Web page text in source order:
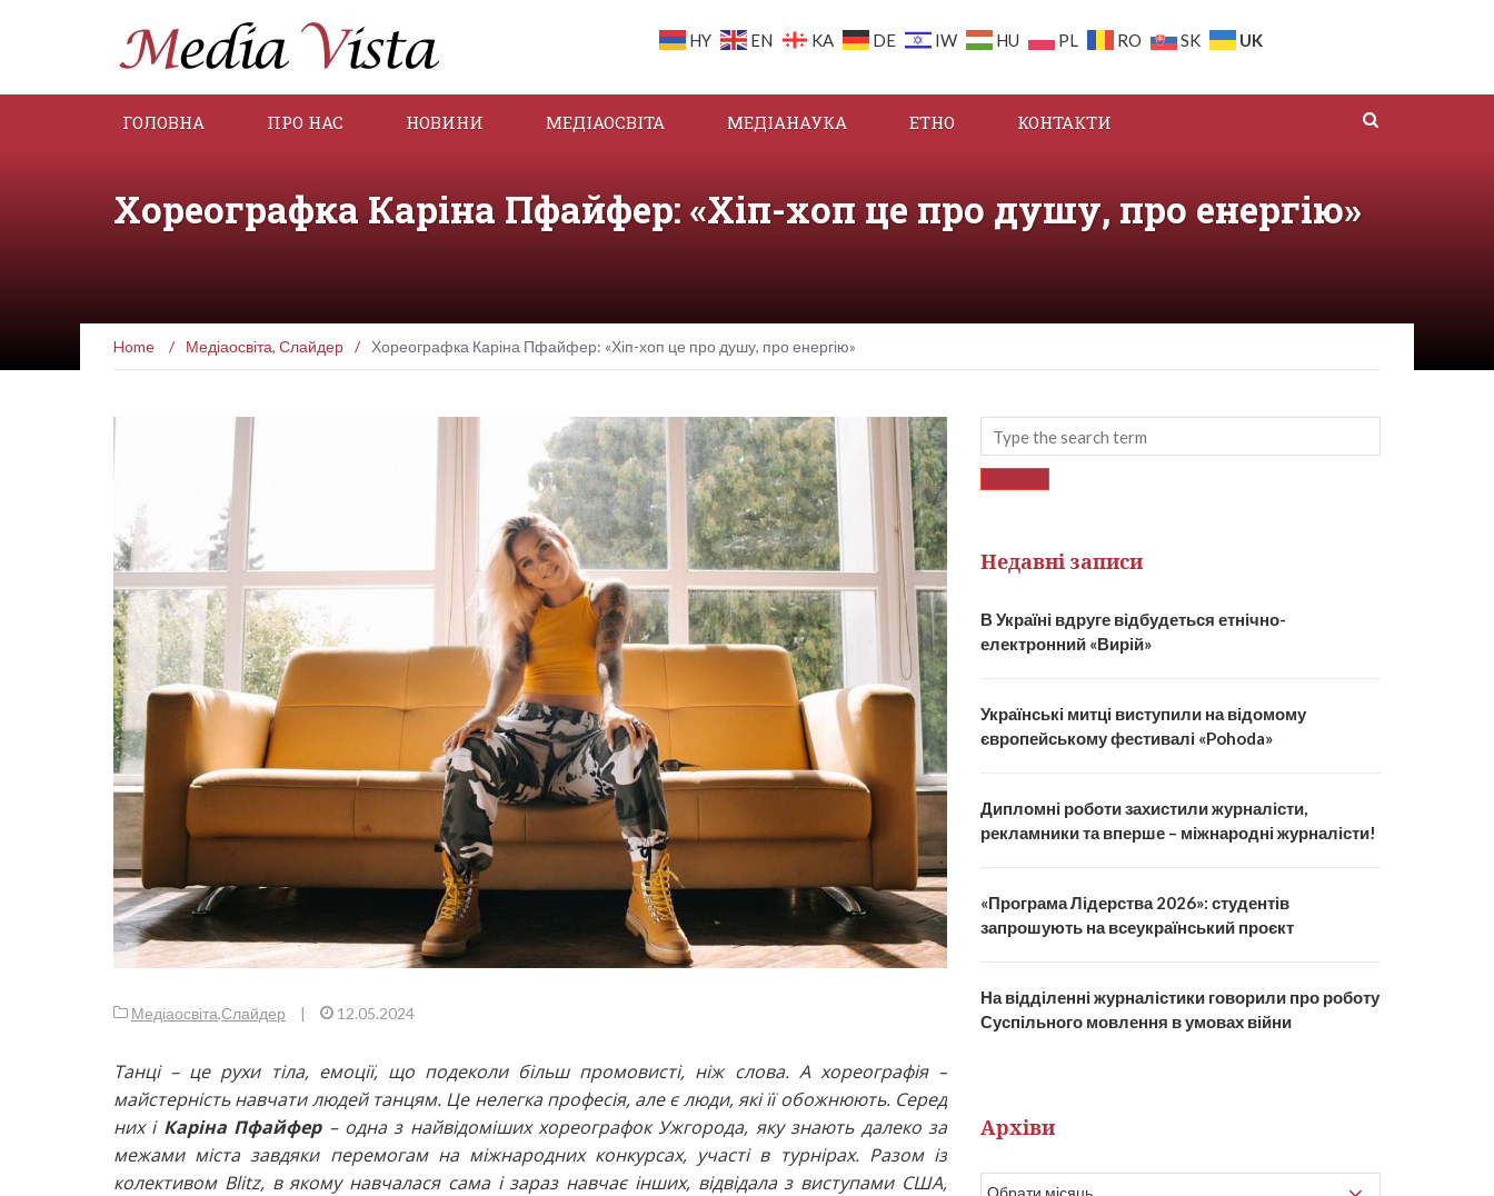
HY EN KA DE IW HU PL RO SK UK
ГОЛОВНА ПРО НАС НОВИНИ МЕДІАОСВІТА МЕДІАНАУКА ЕТНО КОНТАКТИ
Хореографка Каріна Пфайфер: «Хіп-хоп це про душу, про енергію»
Home / Медіаосвіта, Слайдер / Хореографка Каріна Пфайфер: «Хіп-хоп це про душу, про енергію»
Медіаосвіта,Слайдер | 12.05.2024
Танці – це рухи тіла, емоції, що подеколи більш промовисті, ніж слова. А хореографія –
майстерність навчати людей танцям. Це нелегка професія, але є люди, які її обожнюють. Серед
них і Каріна Пфайфер– одна з найвідоміших хореографок Ужгорода, яку знають далеко за
межами міста завдяки перемогам на міжнародних конкурсах, участі в турнірах. Разом із
колективом Blitz, в якому навчалася сама і зараз навчає інших, відвідала з виступами США,
Недавні записи
В Україні вдруге відбудеться етнічно-
електронний «Вирій»
Українські митці виступили на відомому
європейському фестивалі «Pohoda»
Дипломні роботи захистили журналісти,
рекламники та вперше – міжнародні журналісти!
«Програма Лідерства 2026»: студентів
запрошують на всеукраїнський проєкт
На відділенні журналістики говорили про роботу
Суспільного мовлення в умовах війни
Архіви